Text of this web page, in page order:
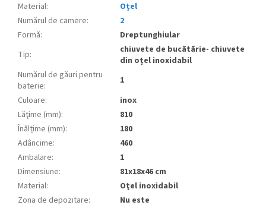
Material:
Oțel
Numărul de camere:
2
Formă:
Dreptunghiular
Tip:
chiuvete de bucătărie- chiuvete
din oțel inoxidabil
Numărul de găuri pentru
baterie:
1
Culoare:
inox
Lăţime (mm):
810
Înălțime (mm):
180
Adâncime:
460
Ambalare:
1
Dimensiune:
81x18x46 cm
Material:
Oţel inoxidabil
Zona de depozitare:
Nu este